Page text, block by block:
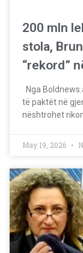
200 mln
stola,
“rekord”
Nga
të paktët në
nështrohet
May 19, 2026